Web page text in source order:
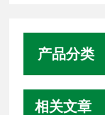
产品分类
相关文章